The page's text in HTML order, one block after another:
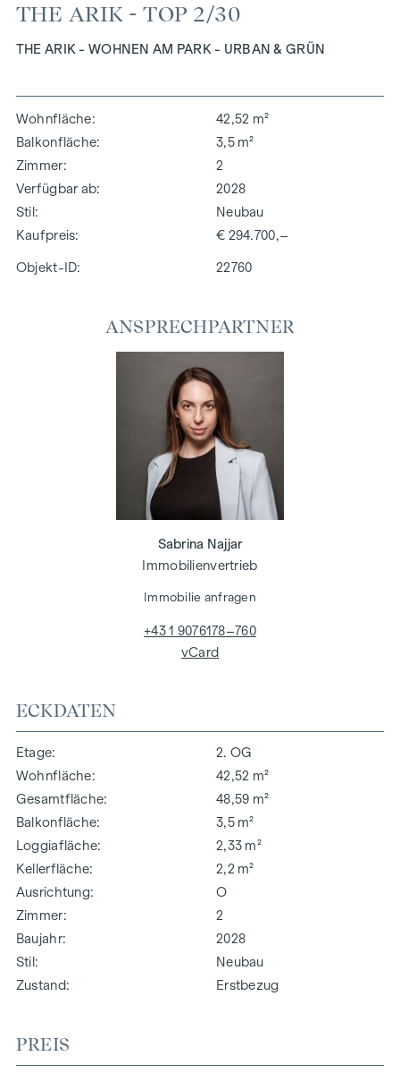
THE ARIK - TOP 2/30
THE ARIK - WOHNEN AM PARK - URBAN & GRÜN
Wohnfläche
42,52 m²
Balkonfläche
3,5 m²
Zimmer
2
Verfügbar ab
2028
Stil
Neubau
Kaufpreis
€ 294.700,–
Objekt-ID: 22760
ECKDATEN
Etage
2. OG
Wohnfläche
42,52 m²
Gesamtfläche
48,59 m²
Balkonfläche
3,5 m²
Loggiafläche
2,33 m²
Kellerfläche
2,2 m²
Ausrichtung
O
Zimmer
2
Baujahr
2028
Stil
Neubau
Zustand
Erstbezug
PREIS
ANSPRECHPARTNER
Sabrina Najjar
Immobilienvertrieb
Immobilie anfragen
+43 1 9076178–760
vCard